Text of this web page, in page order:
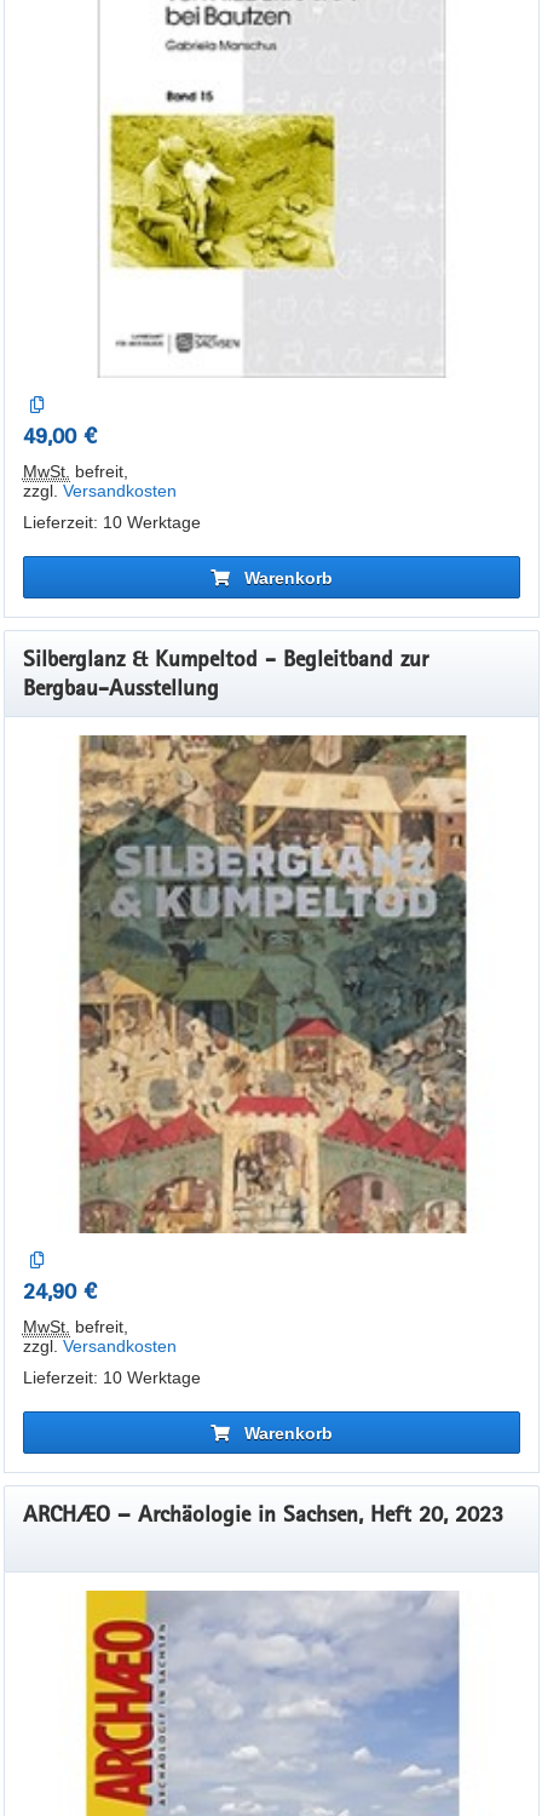
49,00 €
MwSt. befreit,
zzgl. Versandkosten
Lieferzeit: 10 Werktage
Warenkorb
Silberglanz & Kumpeltod - Begleitband zur
Bergbau-Ausstellung
24,90 €
MwSt. befreit,
zzgl. Versandkosten
Lieferzeit: 10 Werktage
Warenkorb
ARCHÆO – Archäologie in Sachsen, Heft 20, 2023